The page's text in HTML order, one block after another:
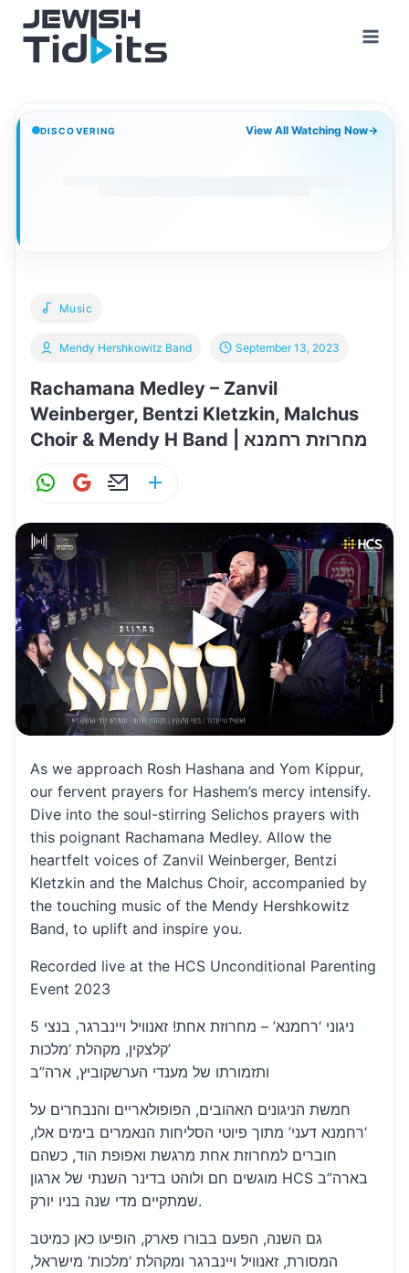
content
DISCOVERING View All Watching Now→
Music
Rachamana Medley – Zanvil
Weinberger, Bentzi Kletzkin, Malchus
Choir & Mendy H Band | מחרוזת רחמנא
Mendy Hershkowitz Band September 13, 2023
W
at
s
A
p
p
G
l
E
ar
e
As we approach Rosh Hashana and Yom Kippur,
our fervent prayers for Hashem’s mercy intensify.
Dive into the soul-stirring Selichos prayers with
this poignant Rachamana Medley. Allow the
heartfelt voices of Zanvil Weinberger, Bentzi
Kletzkin and the Malchus Choir, accompanied by
the touching music of the Mendy Hershkowitz
Band, to uplift and inspire you.
Recorded live at the HCS Unconditional Parenting
Event 2023
5 ניגוני ‘רחמנא’ – מחרוזת אחת! זאנוויל ויינברגר, בנצי
קלצקין, מקהלת ‘מלכות’
ותזמורתו של מענדי הערשקוביץ, ארה”ב
חמשת הניגונים האהובים, הפופולאריים והנבחרים על
‘רחמנא דעני’ מתוך פיוטי הסליחות הנאמרים בימים אלו,
חוברים למחרוזת אחת מרגשת ואפופת הוד, כשהם
מוגשים חם ולוהט בדינר השנתי של ארגון HCS בארה”ב
שמתקיים מדי שנה בניו יורק.
גם השנה, הפעם בבורו פארק, הופיעו כאן כמיטב
המסורת, זאנוויל ויינברגר ומקהלת ‘מלכות’ מישראל,